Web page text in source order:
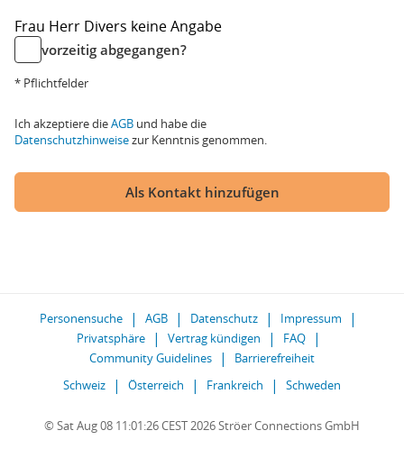
Frau Herr Divers keine Angabe
vorzeitig abgegangen?
* Pflichtfelder
Ich akzeptiere dieAGB und habe die
Datenschutzhinweisezur Kenntnis genommen.
Als Kontakt hinzufügen
Personensuche AGB Datenschutz
Impressum
Privatsphäre
Vertrag kündigen
FAQ
Community Guidelines
Barrierefreiheit
Schweiz
Österreich Frankreich Schweden
© Sat Aug 08 11:01:26 CEST 2026 Ströer Connections GmbH